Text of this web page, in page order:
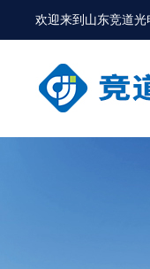
欢迎来到 山东竞道光